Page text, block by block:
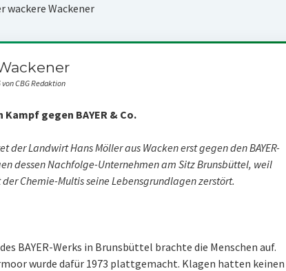
wackere Wackener
CBG Redaktion
gegen BAYER & Co.
der Landwirt Hans Möller aus Wacken erst gegen den BAYER-
dessen Nachfolge-Unternehmen am Sitz Brunsbüttel, weil
Chemie-Multis seine Lebensgrundlagen zerstört.
BAYER-Werks in Brunsbüttel brachte die Menschen auf.
wurde dafür 1973 plattgemacht. Klagen hatten keinen